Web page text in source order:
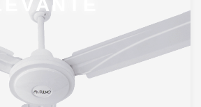
LEVANTE